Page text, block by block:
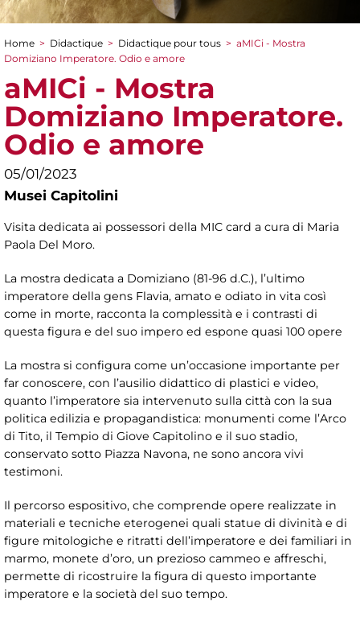
You are here
Home > Didactique > Didactique pour tous > aMICi - Mostra
Domiziano Imperatore. Odio e amore
aMICi - Mostra
Domiziano Imperatore.
Odio e amore
05/01/2023
Musei Capitolini
Visita dedicata ai possessori della MIC card a cura di Maria
Paola Del Moro.
La mostra dedicata a Domiziano (81-96 d.C.), l’ultimo
imperatore della gens Flavia, amato e odiato in vita così
come in morte, racconta la complessità e i contrasti di
questa figura e del suo impero ed espone quasi 100 opere
La mostra si configura come un’occasione importante per
far conoscere, con l’ausilio didattico di plastici e video,
quanto l’imperatore sia intervenuto sulla città con la sua
politica edilizia e propagandistica: monumenti come l’Arco
di Tito, il Tempio di Giove Capitolino e il suo stadio,
conservato sotto Piazza Navona, ne sono ancora vivi
testimoni.
Il percorso espositivo, che comprende opere realizzate in
materiali e tecniche eterogenei quali statue di divinità e di
figure mitologiche e ritratti dell’imperatore e dei familiari in
marmo, monete d’oro, un prezioso cammeo e affreschi,
permette di ricostruire la figura di questo importante
imperatore e la società del suo tempo.